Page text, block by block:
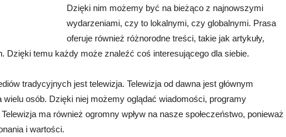
Dzięki nim możemy być na bieżąco z najnowszymi
wydarzeniami, czy to lokalnymi, czy globalnymi. Prasa
oferuje również różnorodne treści, takie jak artykuły,
Dzięki temu każdy może znaleźć coś interesującego dla siebie.
tradycyjnych jest telewizja. Telewizja od dawna jest głównym
wielu osób. Dzięki niej możemy oglądać wiadomości, programy
ma również ogromny wpływ na nasze społeczeństwo, ponieważ
i wartości.